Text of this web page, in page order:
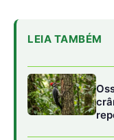
LEIA TAMBÉM